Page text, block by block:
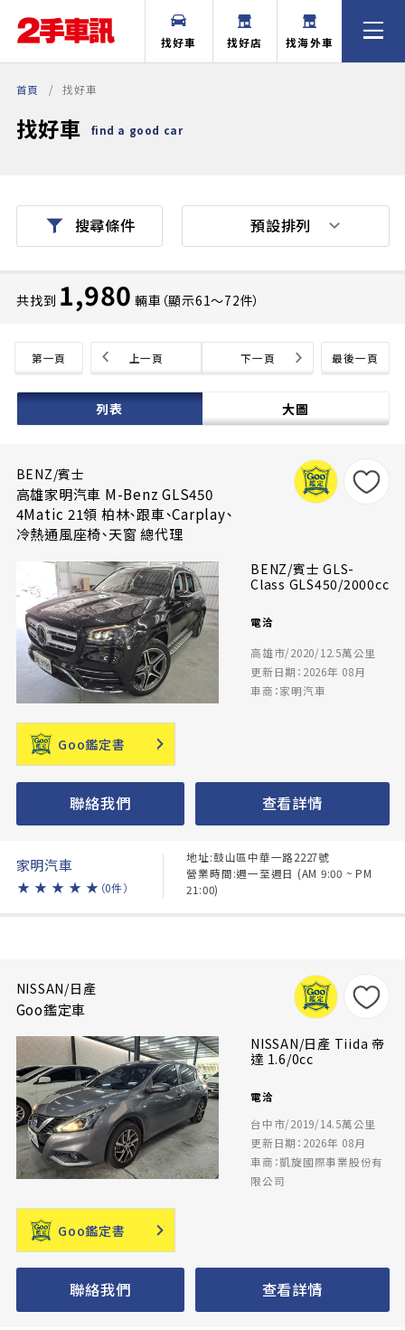
找好車 找好店 找海外車
首頁 找好車
找好車 find a good car
搜尋條件
共找到 1,980 輛車（顯示61〜72件）
第一頁 最後一頁
上一頁 下一頁
列表 大圖
預設排列
BENZ/賓士
高雄家明汽車 M-Benz GLS450
4Matic 21領 柏林、跟車、Carplay、
冷熱通風座椅、天窗 總代理
BENZ/賓士 GLS-
Class GLS450/2000cc
電洽
高雄市/2020/12.5萬公里
更新日期：2026年 08月
車商：家明汽車
Goo鑑定書
聯絡我們 查看詳情
家明汽車
★ ★ ★ ★ ★ （0件）
地址:鼓山區中華一路2227號
營業時間:週一至週日 (AM 9:00 ~ PM
21:00)
NISSAN/日產
Goo鑑定車
NISSAN/日產 Tiida 帝
達 1.6/0cc
電洽
台中市/2019/14.5萬公里
更新日期：2026年 08月
車商：凱旋國際事業股份有
限公司
Goo鑑定書
聯絡我們 查看詳情